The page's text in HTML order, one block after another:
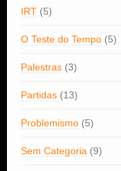
IRT (5)
O Teste do Tempo (5)
Palestras (3)
Partidas (13)
Problemismo (5)
Sem Categoria (9)